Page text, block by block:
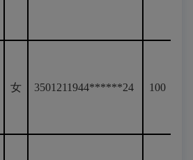
女 3501211944******24 100